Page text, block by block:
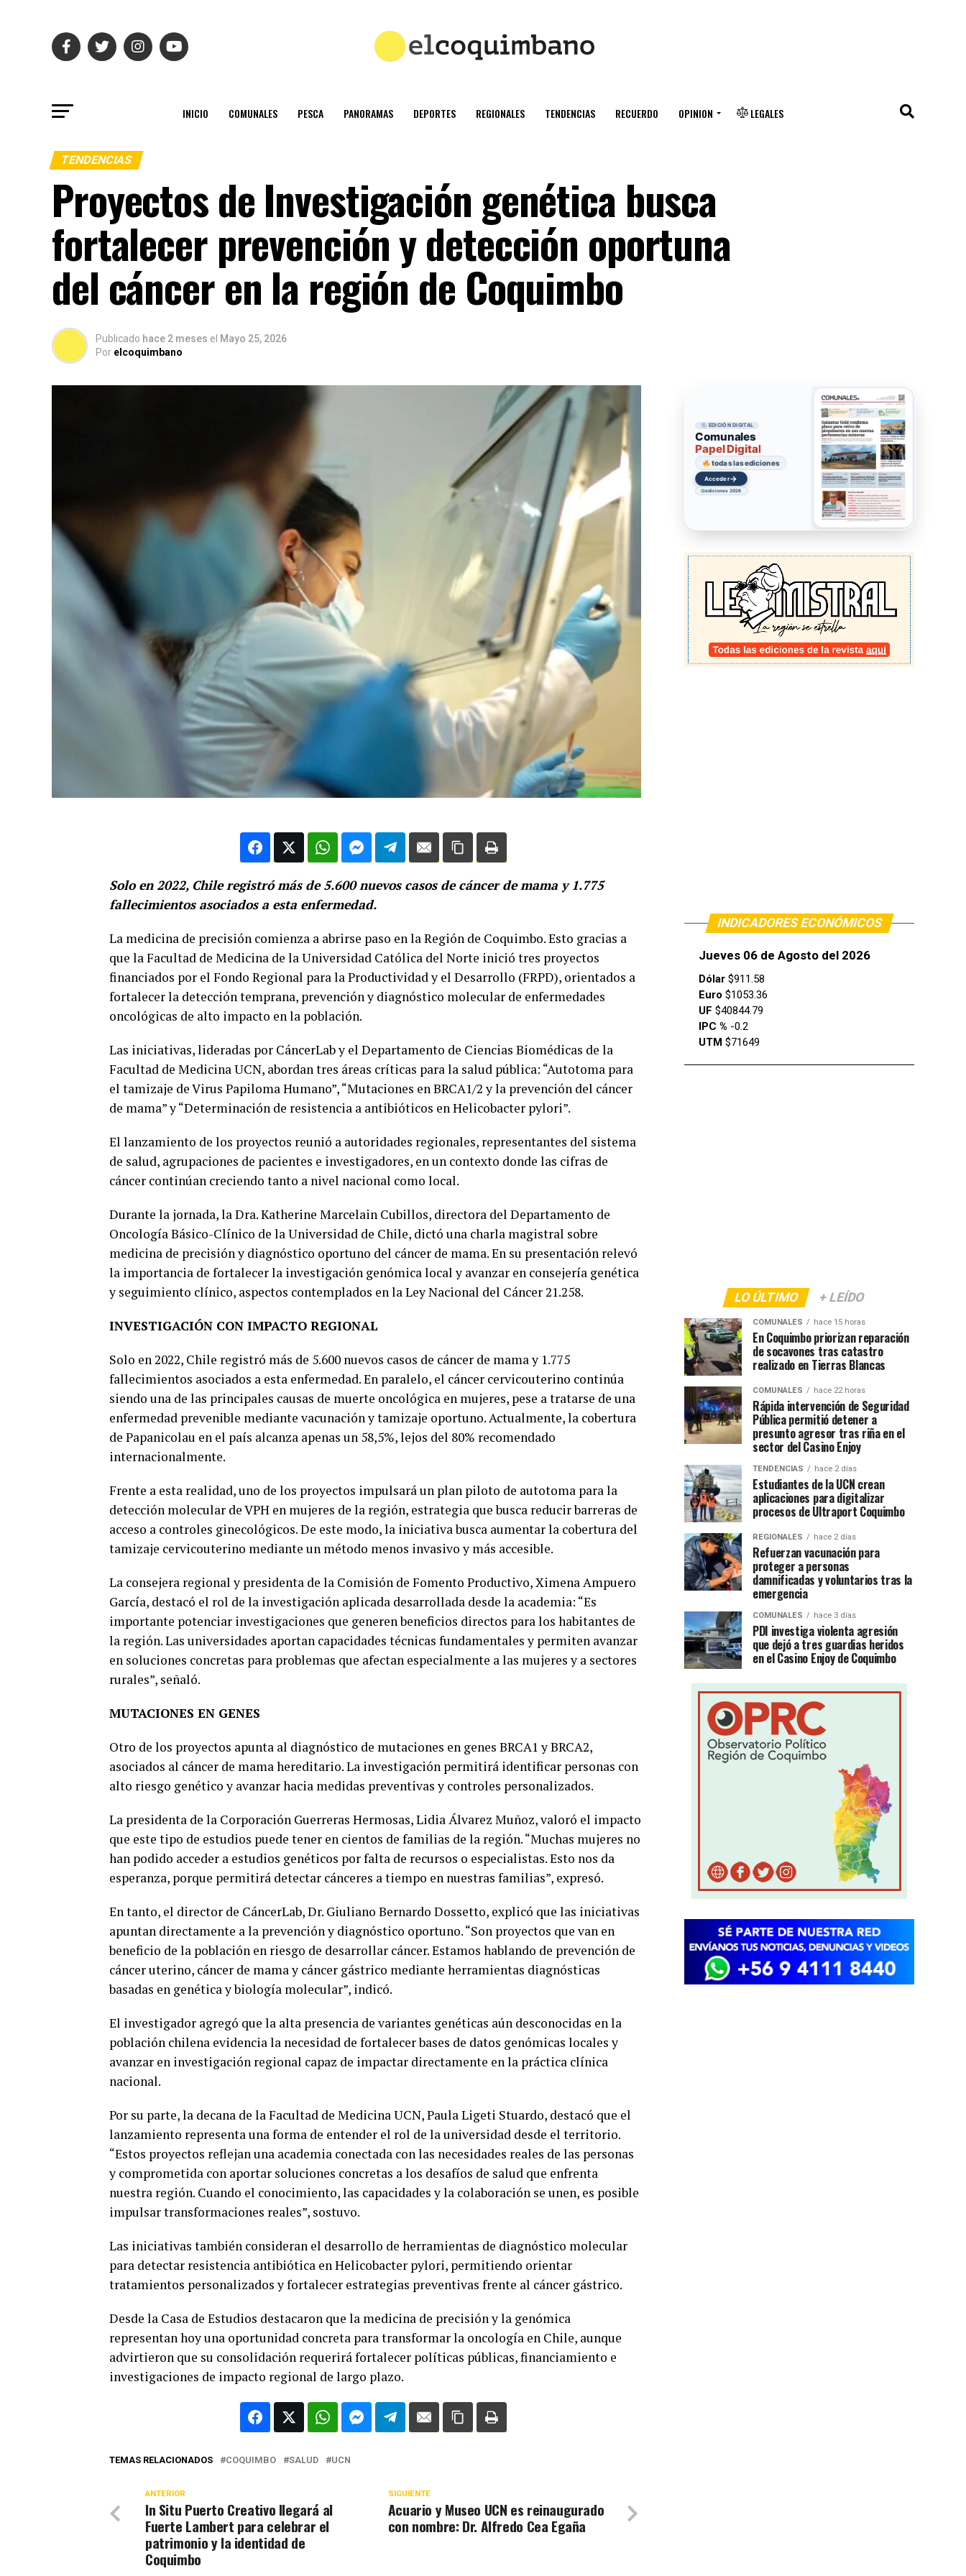
INICIO COMUNALES PESCA PANORAMAS DEPORTES REGIONALES TENDENCIAS RECUERDO OPINION LEGALES
TENDENCIAS
Proyectos de Investigación genética busca
fortalecer prevención y detección oportuna
del cáncer en la región de Coquimbo
Publicado hace 2 meses el Mayo 25, 2026
Por elcoquimbano
Solo en 2022, Chile registró más de 5.600 nuevos casos de cáncer de mama y 1.775
fallecimientos asociados a esta enfermedad.
La medicina de precisión comienza a abrirse paso en la Región de Coquimbo. Esto gracias a
que la Facultad de Medicina de la Universidad Católica del Norte inició tres proyectos
financiados por el Fondo Regional para la Productividad y el Desarrollo (FRPD), orientados a
fortalecer la detección temprana, prevención y diagnóstico molecular de enfermedades
oncológicas de alto impacto en la población.
Las iniciativas, lideradas por CáncerLab y el Departamento de Ciencias Biomédicas de la
Facultad de Medicina UCN, abordan tres áreas críticas para la salud pública: “Autotoma para
el tamizaje de Virus Papiloma Humano”, “Mutaciones en BRCA1/2 y la prevención del cáncer
de mama” y “Determinación de resistencia a antibióticos en Helicobacter pylori”.
El lanzamiento de los proyectos reunió a autoridades regionales, representantes del sistema
de salud, agrupaciones de pacientes e investigadores, en un contexto donde las cifras de
cáncer continúan creciendo tanto a nivel nacional como local.
Durante la jornada, la Dra. Katherine Marcelain Cubillos, directora del Departamento de
Oncología Básico-Clínico de la Universidad de Chile, dictó una charla magistral sobre
medicina de precisión y diagnóstico oportuno del cáncer de mama. En su presentación relevó
la importancia de fortalecer la investigación genómica local y avanzar en consejería genética
y seguimiento clínico, aspectos contemplados en la Ley Nacional del Cáncer 21.258.
INVESTIGACIÓN CON IMPACTO REGIONAL
Solo en 2022, Chile registró más de 5.600 nuevos casos de cáncer de mama y 1.775
fallecimientos asociados a esta enfermedad. En paralelo, el cáncer cervicouterino continúa
siendo una de las principales causas de muerte oncológica en mujeres, pese a tratarse de una
enfermedad prevenible mediante vacunación y tamizaje oportuno. Actualmente, la cobertura
de Papanicolau en el país alcanza apenas un 58,5%, lejos del 80% recomendado
internacionalmente.
Frente a esta realidad, uno de los proyectos impulsará un plan piloto de autotoma para la
detección molecular de VPH en mujeres de la región, estrategia que busca reducir barreras de
acceso a controles ginecológicos. De este modo, la iniciativa busca aumentar la cobertura del
tamizaje cervicouterino mediante un método menos invasivo y más accesible.
La consejera regional y presidenta de la Comisión de Fomento Productivo, Ximena Ampuero
García, destacó el rol de la investigación aplicada desarrollada desde la academia: “Es
importante potenciar investigaciones que generen beneficios directos para los habitantes de
la región. Las universidades aportan capacidades técnicas fundamentales y permiten avanzar
en soluciones concretas para problemas que afectan especialmente a las mujeres y a sectores
rurales”, señaló.
MUTACIONES EN GENES
Otro de los proyectos apunta al diagnóstico de mutaciones en genes BRCA1 y BRCA2,
asociados al cáncer de mama hereditario. La investigación permitirá identificar personas con
alto riesgo genético y avanzar hacia medidas preventivas y controles personalizados.
La presidenta de la Corporación Guerreras Hermosas, Lidia Álvarez Muñoz, valoró el impacto
que este tipo de estudios puede tener en cientos de familias de la región. “Muchas mujeres no
han podido acceder a estudios genéticos por falta de recursos o especialistas. Esto nos da
esperanza, porque permitirá detectar cánceres a tiempo en nuestras familias”, expresó.
En tanto, el director de CáncerLab, Dr. Giuliano Bernardo Dossetto, explicó que las iniciativas
apuntan directamente a la prevención y diagnóstico oportuno. “Son proyectos que van en
beneficio de la población en riesgo de desarrollar cáncer. Estamos hablando de prevención de
cáncer uterino, cáncer de mama y cáncer gástrico mediante herramientas diagnósticas
basadas en genética y biología molecular”, indicó.
El investigador agregó que la alta presencia de variantes genéticas aún desconocidas en la
población chilena evidencia la necesidad de fortalecer bases de datos genómicas locales y
avanzar en investigación regional capaz de impactar directamente en la práctica clínica
nacional.
Por su parte, la decana de la Facultad de Medicina UCN, Paula Ligeti Stuardo, destacó que el
lanzamiento representa una forma de entender el rol de la universidad desde el territorio.
“Estos proyectos reflejan una academia conectada con las necesidades reales de las personas
y comprometida con aportar soluciones concretas a los desafíos de salud que enfrenta
nuestra región. Cuando el conocimiento, las capacidades y la colaboración se unen, es posible
impulsar transformaciones reales”, sostuvo.
Las iniciativas también consideran el desarrollo de herramientas de diagnóstico molecular
para detectar resistencia antibiótica en Helicobacter pylori, permitiendo orientar
tratamientos personalizados y fortalecer estrategias preventivas frente al cáncer gástrico.
Desde la Casa de Estudios destacaron que la medicina de precisión y la genómica
representan hoy una oportunidad concreta para transformar la oncología en Chile, aunque
advirtieron que su consolidación requerirá fortalecer políticas públicas, financiamiento e
investigaciones de impacto regional de largo plazo.
TEMAS RELACIONADOS COQUIMBO SALUD UCN
SIGUIENTE
Acuario y Museo UCN es reinaugurado
con nombre: Dr. Alfredo Cea Egaña
ANTERIOR
In Situ Puerto Creativo llegará al
Fuerte Lambert para celebrar el
patrimonio y la identidad de
Coquimbo
EDICIÓN DIGITAL
Comunales
Papel Digital
todas las ediciones
Acceder→
ediciones 2026
INDICADORES ECONÓMICOS
Jueves 06 de Agosto del 2026
Dólar $911.58
Euro $1053.36
UF $40844.79
IPC % -0.2
UTM $71649
LO ÚLTIMO + LEÍDO
COMUNALES hace 15 horas
En Coquimbo priorizan reparación
de socavones tras catastro
realizado en Tierras Blancas
COMUNALES hace 22 horas
Rápida intervención de Seguridad
Pública permitió detener a
presunto agresor tras riña en el
sector del Casino Enjoy
TENDENCIAS hace 2 días
Estudiantes de la UCN crean
aplicaciones para digitalizar
procesos de Ultraport Coquimbo
REGIONALES hace 2 días
Refuerzan vacunación para
proteger a personas
damnificadas y voluntarios tras la
emergencia
COMUNALES hace 3 días
PDI investiga violenta agresión
que dejó a tres guardias heridos
en el Casino Enjoy de Coquimbo